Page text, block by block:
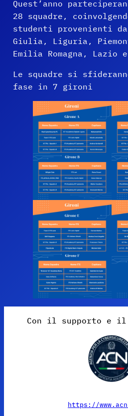
Quest’anno
28 squadre,
studenti provenienti
Giulia, Liguria,
Emilia Romagna, Lazio
Le squadre si
fase in 7 gironi
Con il supporto e
https://